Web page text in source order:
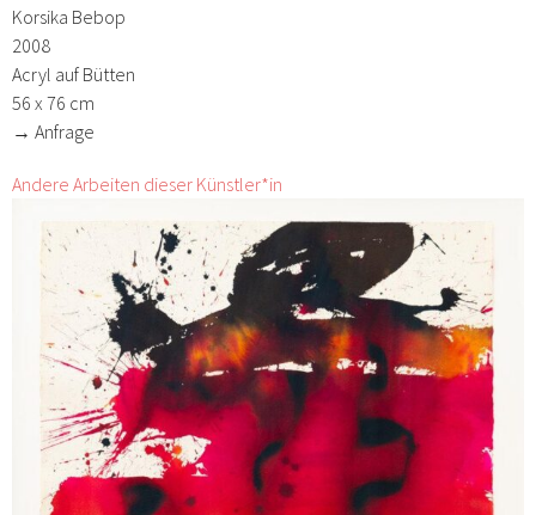
Korsika Bebop
2008
Acryl auf Bütten
56 x 76 cm
→ Anfrage
Andere Arbeiten dieser Künstler*in